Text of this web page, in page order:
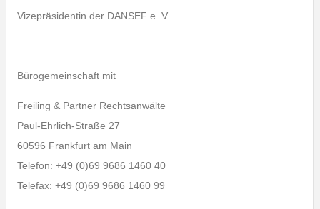
Vizepräsidentin der DANSEF e. V.
Bürogemeinschaft mit
Freiling & Partner Rechtsanwälte
Paul-Ehrlich-Straße 27
60596 Frankfurt am Main
Telefon: +49 (0)69 9686 1460 40
Telefax: +49 (0)69 9686 1460 99